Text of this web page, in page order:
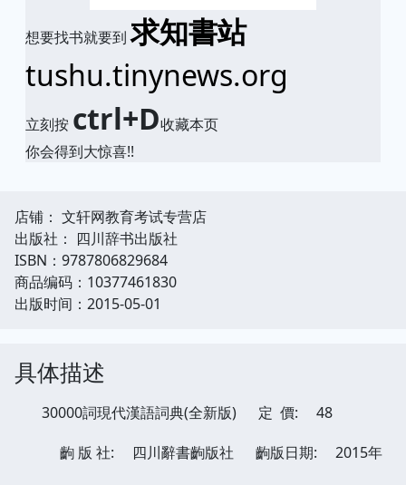
想要找书就要到求知書站
tushu.tinynews.org
立刻按 ctrl+D收藏本页
你会得到大惊喜!!
店铺： 文轩网教育考试专营店
出版社： 四川辞书出版社
ISBN：9787806829684
商品编码：10377461830
出版时间：2015-05-01
具体描述
30000詞現代漢語詞典(全新版) 定 價:
48
齣 版 社:
四川辭書齣版社 齣版日期:
2015年